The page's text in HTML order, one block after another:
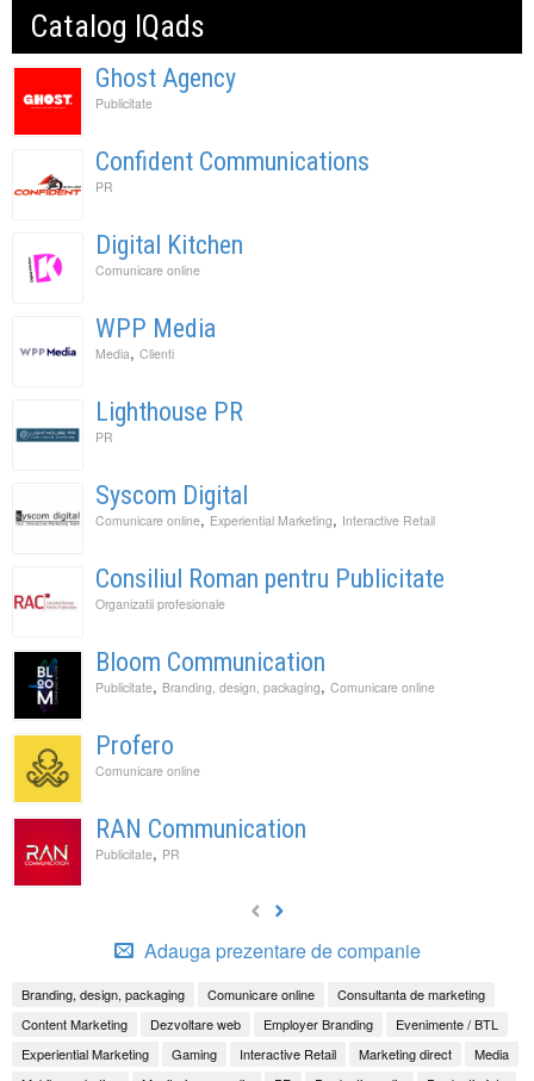
Catalog IQads
Ghost Agency
Publicitate
Confident Communications
PR
Digital Kitchen
Comunicare online
WPP Media
Media, Clienti
Lighthouse PR
PR
Syscom Digital
Comunicare online, Experiential Marketing, Interactive Retail
Consiliul Roman pentru Publicitate
Organizatii profesionale
Bloom Communication
Publicitate, Branding, design, packaging, Comunicare online
Profero
Comunicare online
RAN Communication
Publicitate, PR
Adauga prezentare de companie
Branding, design, packaging Comunicare online
Consultanta de marketing
Content Marketing
Dezvoltare web Employer Branding
Evenimente / BTL
Experiential Marketing
Gaming Interactive Retail Marketing direct
Media